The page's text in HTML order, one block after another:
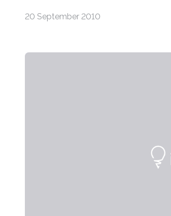
20 September 2010